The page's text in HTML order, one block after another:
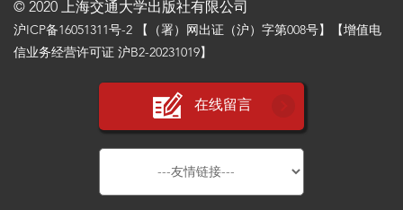
© 2020 上海交通大学出版社有限公司
沪ICP备16051311号-2 【（署）网出证（沪）字第008号】【增值电
信业务经营许可证 沪B2-20231019】
在线留言